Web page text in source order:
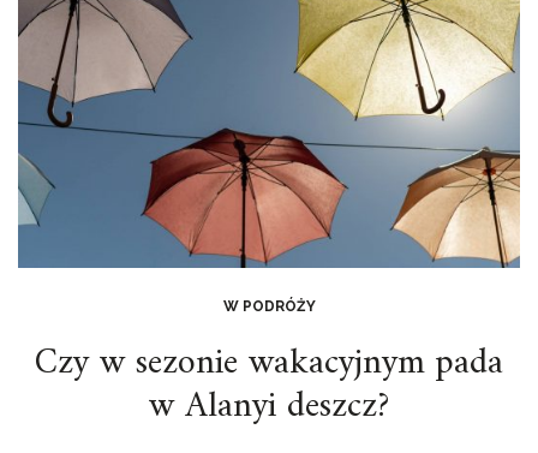
W PODRÓŻY
Czy w sezonie wakacyjnym pada
w Alanyi deszcz?